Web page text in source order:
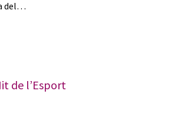
del…
de l’Esport